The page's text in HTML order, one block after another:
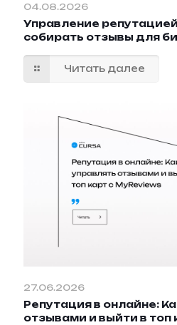
04.08.2026
Управление
собирать отзывы для
Читать далее
27.06.2026
Репутация в онлайне:
отзывами и выйти в топ